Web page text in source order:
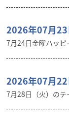
2026年07月23
7月24日金曜ハッ
2026年07月22
7月28日（火）のテ